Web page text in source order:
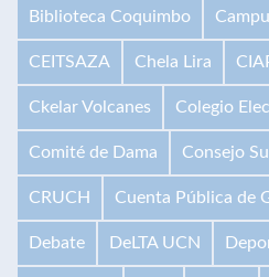
Biblioteca Coquimbo
CEITSAZA Chela Lira
Ckelar Volcanes Colegio
Comité de Dama Consejo
CRUCH Cuenta Pública de
Debate DeLTA UCN